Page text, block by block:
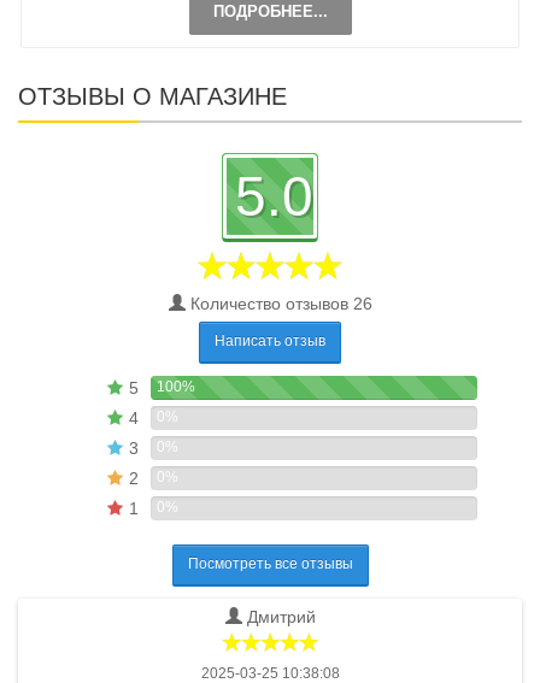
ПОДРОБНЕЕ...
ОТЗЫВЫ О МАГАЗИНЕ
5.0
Количество отзывов 26
Написать отзыв
5 100%
4 0%
3 0%
2 0%
1 0%
Посмотреть все отзывы
Дмитрий
2025-03-25 10:38:08